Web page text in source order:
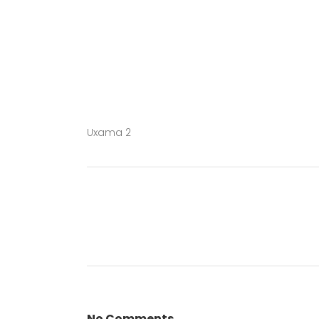
Uxama 2